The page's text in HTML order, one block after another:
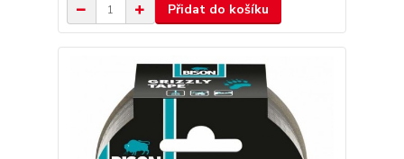
Přidat do košíku